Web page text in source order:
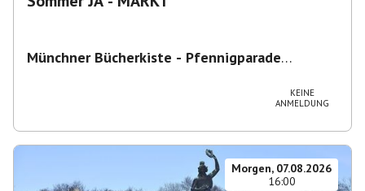
Münchner Bücherkiste - Pfennigparade
KEINE
ANMELDUNG
Morgen, 07.08.2026
16:00